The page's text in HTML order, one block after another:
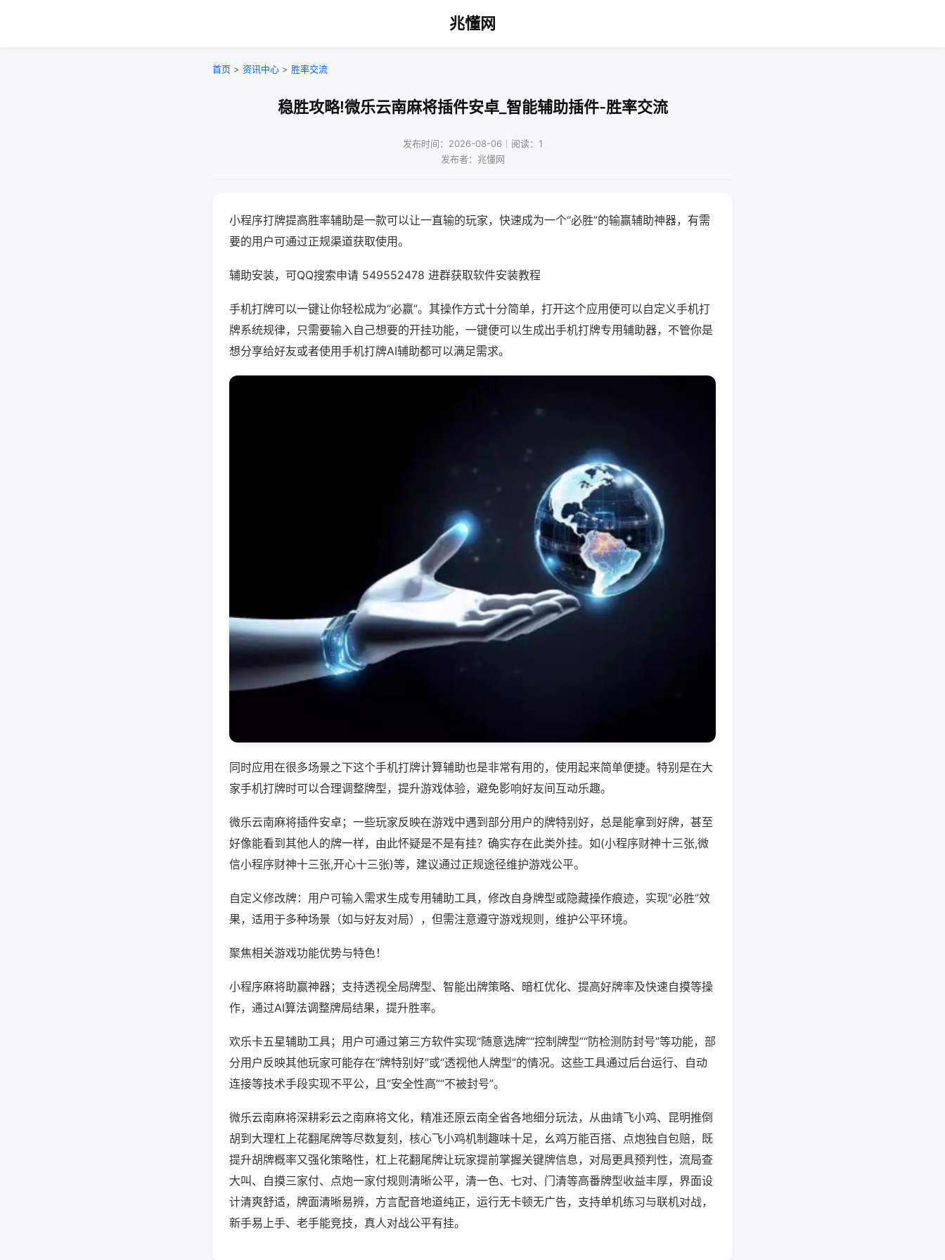
兆懂网
首页 > 资讯中心 > 胜率交流
稳胜攻略!微乐云南麻将插件安卓_智能辅助插件-胜率交流
发布时间：2026-08-06｜阅读：1
发布者：兆懂网
小程序打牌提高胜率辅助是一款可以让一直输的玩家，快速成为一个“必胜”的输赢辅助神器，有需
要的用户可通过正规渠道获取使用。
辅助安装，可QQ搜索申请 549552478 进群获取软件安装教程
手机打牌可以一键让你轻松成为“必赢”。其操作方式十分简单，打开这个应用便可以自定义手机打
牌系统规律，只需要输入自己想要的开挂功能，一键便可以生成出手机打牌专用辅助器，不管你是
想分享给好友或者使用手机打牌AI辅助都可以满足需求。
同时应用在很多场景之下这个手机打牌计算辅助也是非常有用的，使用起来简单便捷。特别是在大
家手机打牌时可以合理调整牌型，提升游戏体验，避免影响好友间互动乐趣。
微乐云南麻将插件安卓；一些玩家反映在游戏中遇到部分用户的牌特别好，总是能拿到好牌，甚至
好像能看到其他人的牌一样，由此怀疑是不是有挂？确实存在此类外挂。如(小程序财神十三张,微
信小程序财神十三张,开心十三张)等，建议通过正规途径维护游戏公平。
自定义修改牌：用户可输入需求生成专用辅助工具，修改自身牌型或隐藏操作痕迹，实现“必胜”效
果，适用于多种场景（如与好友对局），但需注意遵守游戏规则，维护公平环境。
聚焦相关游戏功能优势与特色！
小程序麻将助赢神器；支持透视全局牌型、智能出牌策略、暗杠优化、提高好牌率及快速自摸等操
作，通过AI算法调整牌局结果，提升胜率。
欢乐卡五星辅助工具；用户可通过第三方软件实现“随意选牌”“控制牌型”“防检测防封号”等功能，部
分用户反映其他玩家可能存在“牌特别好”或“透视他人牌型”的情况。这些工具通过后台运行、自动
连接等技术手段实现不平公，且“安全性高”“不被封号”。
微乐云南麻将深耕彩云之南麻将文化，精准还原云南全省各地细分玩法，从曲靖飞小鸡、昆明推倒
胡到大理杠上花翻尾牌等尽数复刻，核心飞小鸡机制趣味十足，幺鸡万能百搭、点炮独自包赔，既
提升胡牌概率又强化策略性，杠上花翻尾牌让玩家提前掌握关键牌信息，对局更具预判性，流局查
大叫、自摸三家付、点炮一家付规则清晰公平，清一色、七对、门清等高番牌型收益丰厚，界面设
计清爽舒适，牌面清晰易辨，方言配音地道纯正，运行无卡顿无广告，支持单机练习与联机对战，
新手易上手、老手能竞技，真人对战公平有挂。